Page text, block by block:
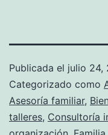
Publicada el julio 24,
Categorizado como
Asesoría familiar,
talleres, Consultoría